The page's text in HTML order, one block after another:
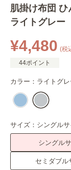
肌掛け布団
ライトグレー
¥4,480 (税
44ポイント
カラー： ライトグレ
サイズ： シングル
シングル
セミダブル